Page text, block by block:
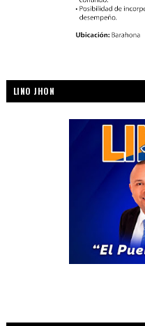
LINO JHON